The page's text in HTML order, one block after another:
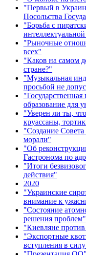
"Первый в
Посольства
"Борьба с
"Рыночные
всех"
"Каков на самом
стране?"
"Музыкальная
просьбой не
образование для
"Уверен ли ты,
круассаны,
"Создание
морали"
"Об
Гастронома по
"Итоги
действия"
2020
"Украинские
внимание к
"Состояние
решения проблем"
"Киевляне
"Экспортные
вступления в